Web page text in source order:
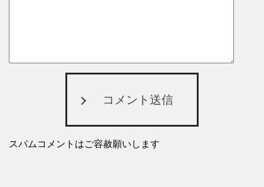
コメント送信
スパムコメントはご容赦願いします